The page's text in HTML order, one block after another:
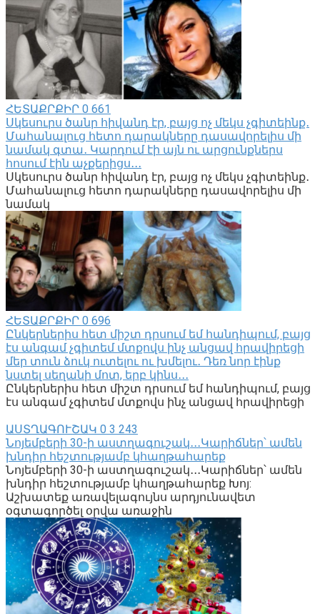
ՀԵՏԱՔՐՔԻՐ 0 661
Սկեսուրս ծանր հիվանդ էր, բայց ոչ մեկս չգիտեինք․
Մահանալուց հետո դարակները դասավորելիս մի
նամակ գտա․ Կարդում էի այն ու արցունքներս
հոսում էին աչքերիցս․․․
Սկեսուրս ծանր հիվանդ էր, բայց ոչ մեկս չգիտեինք․
Մահանալուց հետո դարակները դասավորելիս մի
նամակ
ՀԵՏԱՔՐՔԻՐ 0 696
Ընկերներիս հետ միշտ դրսում եմ հանդիպում, բայց
էս անգամ չգիտեմ մտքովս ինչ անցավ հրավիրեցի
մեր տուն ձուկ ուտելու ու խմելու․ Դեռ նոր էինք
նստել սեղանի մոտ, երբ կինս․․․
Ընկերներիս հետ միշտ դրսում եմ հանդիպում, բայց
էս անգամ չգիտեմ մտքովս ինչ անցավ հրավիրեցի
ԱՍՏՂԱԳՈՒՇԱԿ 0 3 243
Նոյեմբերի 30-ի աստղագուշակ․․․Կարիճներ՝ ամեն
խնդիր հեշտությամբ կհաղթահարեք
Նոյեմբերի 30-ի աստղագուշակ․․․Կարիճներ՝ ամեն
խնդիր հեշտությամբ կհաղթահարեք Խոյ:
Աշխատեք առավելագույնս արդյունավետ
օգտագործել օրվա առաջին